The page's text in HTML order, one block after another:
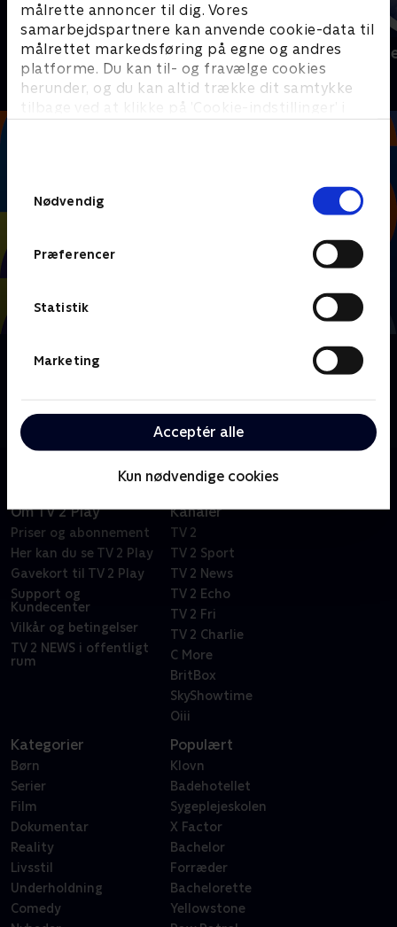
målrette annoncer til dig. Vores
samarbejdspartnere kan anvende cookie-data til
målrettet markedsføring på egne og andres
platforme. Du kan til- og fravælge cookies
herunder, og du kan altid trække dit samtykke
tilbage ved at klikke på ’Cookie-indstillinger’ i
Nødvendig
Præferencer
Statistik
Marketing
Acceptér alle
Kun nødvendige cookies
Sport Fokus
Sport Sport
Om FIFA VM 2026 - Studiet
TV 2s værter og eksperter er klar med nyheder,
USA.
Om TV 2 Play
Priser og abonnement
Her kan du se TV 2 Play
Gavekort til TV 2 Play
Support og
Kundecenter
Vilkår og betingelser
TV 2 NEWS i offentligt
rum
Kanaler
TV 2
TV 2 Sport
TV 2 News
TV 2 Echo
TV 2 Fri
TV 2 Charlie
C More
BritBox
SkyShowtime
Oiii
Kategorier
Børn
Serier
Film
Dokumentar
Reality
Livsstil
Underholdning
Comedy
Populært
Klovn
Badehotellet
Sygeplejeskolen
X Factor
Bachelor
Forræder
Bachelorette
Yellowstone